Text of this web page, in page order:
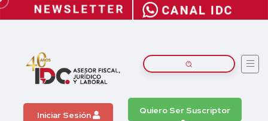
Iniciar Sesión Quiero Ser Suscriptor